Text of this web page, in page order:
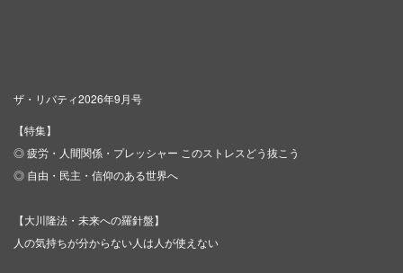
ザ・リバティ2026年9月号
【特集】
◎ 疲労・人間関係・プレッシャー このストレスどう抜こう
◎ 自由・民主・信仰のある世界へ
【大川隆法・未来への羅針盤】
人の気持ちが分からない人は人が使えない